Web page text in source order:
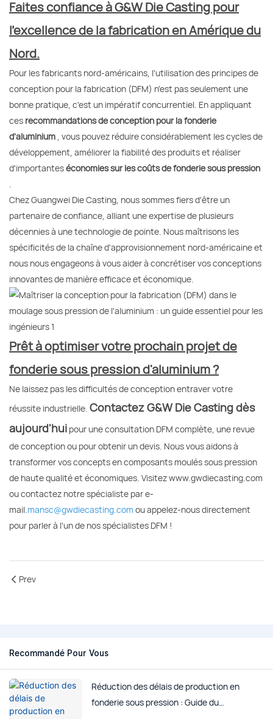
Faites confiance à G&W Die Casting pour
l'excellence de la fabrication en Amérique du
Nord.
Pour les fabricants nord-américains, l'utilisation des principes de
conception pour la fabrication (DFM) n'est pas seulement une
bonne pratique, c'est un impératif concurrentiel. En appliquant
ces recommandations de conception pour la fonderie
d'aluminium, vous pouvez réduire considérablement les cycles de
développement, améliorer la fiabilité des produits et réaliser
d'importanteséconomies sur les coûts de fonderie sous pression
.
Chez Guangwei Die Casting, nous sommes fiers d'être un
partenaire de confiance, alliant une expertise de plusieurs
décennies à une technologie de pointe. Nous maîtrisons les
spécificités de la chaîne d'approvisionnement nord-américaine et
nous nous engageons à vous aider à concrétiser vos conceptions
innovantes de manière efficace et économique.
Prêt à optimiser votre prochain projet de
fonderie sous pression d'aluminium ?
Ne laissez pas les difficultés de conception entraver votre
réussite industrielle. Contactez G&W Die Casting dès
aujourd'hui pour une consultation DFM complète, une revue
de conception ou pour obtenir un devis. Nous vous aidons à
transformer vos concepts en composants moulés sous pression
de haute qualité et économiques. Visitezwww.gwdiecasting.com
ou contactez notre spécialiste par e-
mail.mansc@gwdiecasting.com ou appelez-nous directement
pour parler à l'un de nos spécialistes DFM !
Prev
Recommandé Pour Vous
Réduction des délais de production en
fonderie sous pression : Guide du